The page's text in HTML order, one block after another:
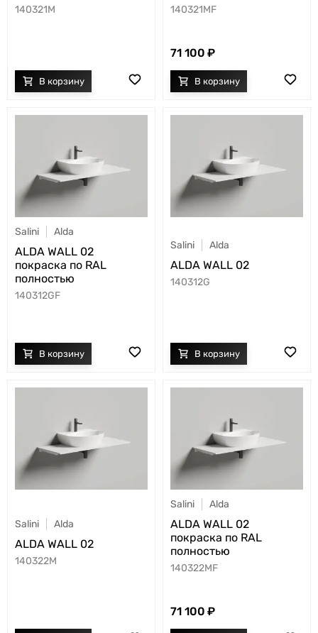
140321M 140321MF
71 100
Salini Alda
ALDA WALL 02
покраска по RAL
полностью
140312GF
Salini Alda
ALDA WALL 02
140312G
Salini Alda
ALDA WALL 02
140322M
Salini Alda
ALDA WALL 02
покраска по RAL
полностью
140322MF
71 100